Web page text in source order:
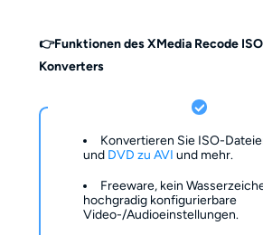
👉Funktionen des XMedia Recode
Konverters
Konvertieren Sie ISO-
und DVD zu AVI und mehr.
Freeware, kein
hochgradig konfigurierbare
Video-/Audioeinstellungen.